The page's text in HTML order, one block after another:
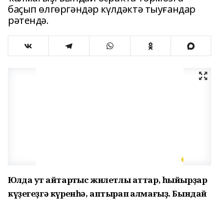
баҫып өлгөргәндәр күлдәктә тыуғандар
рәтендә.
Юлда ут ҡайтартҡыс жилетлы аттар, һыйырҙар
күҙегеҙгә күренһә, аптырап ҡалмағыҙ. Бындай